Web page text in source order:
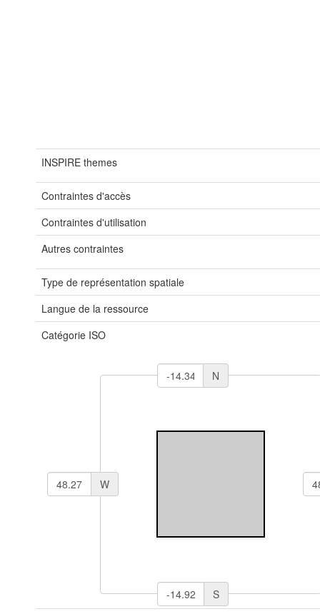
INSPIRE themes
Contraintes d'accès
Contraintes d'utilisation
Autres contraintes
Type de représentation spatiale
Langue de la ressource
Catégorie ISO
N
S
W